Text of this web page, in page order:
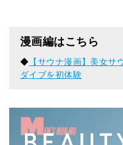
漫画編はこちら
◆ 【サウナ漫画】美女
ダイブを初体験